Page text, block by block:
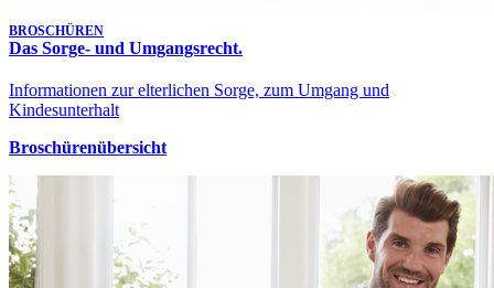
BROSCHÜREN
Das Sorge- und Umgangsrecht.
Informationen zur elterlichen Sorge, zum Umgang und
Kindesunterhalt
Broschürenübersicht